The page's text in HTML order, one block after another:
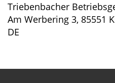
Triebenbacher
Am Werbering 3, 85551
DE